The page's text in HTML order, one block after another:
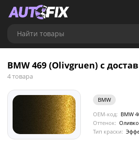
Найти товары
BMW 469 (Olivgruen) с
4 товара
BMW
OEM-код: BMW
Оттенок:
Тип краски: